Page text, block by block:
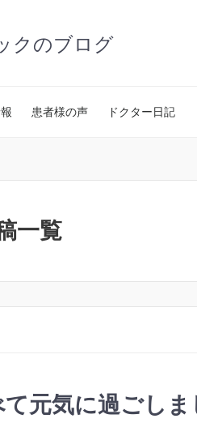
クのブログ
患者様の声 ドクター日記
一覧
元気に過ごしま